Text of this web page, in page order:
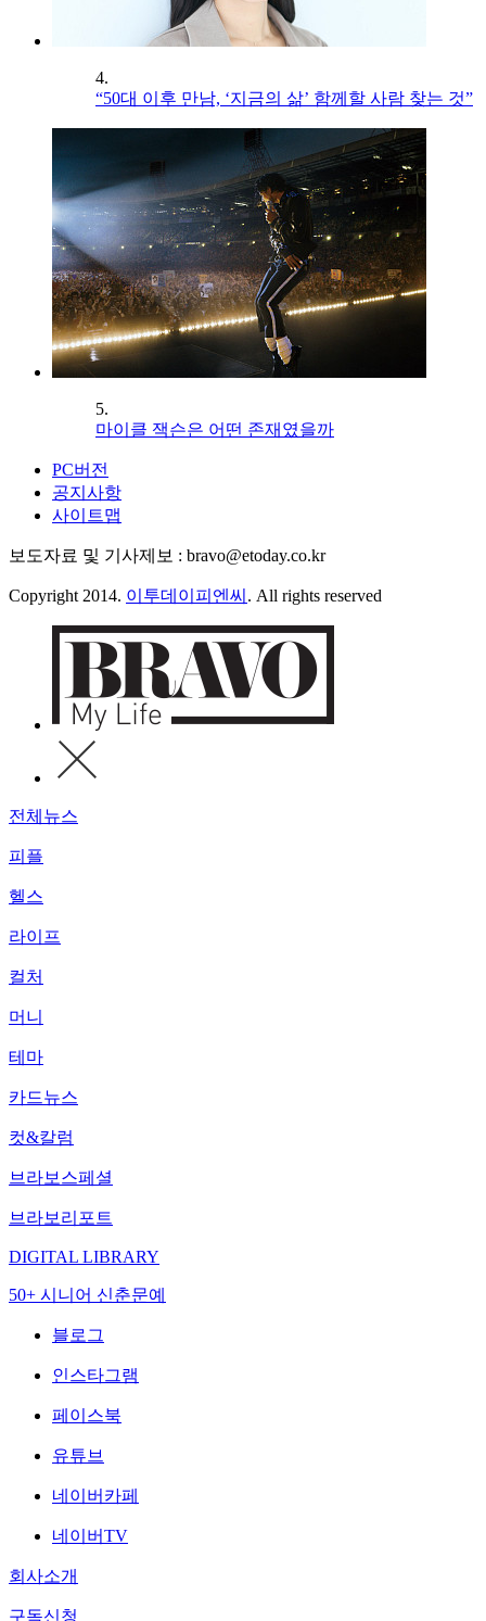
4.
“50대 이후 만남, ‘지금의 삶’ 함께할 사람 찾는 것”
5.
마이클 잭슨은 어떤 존재였을까
PC버전
공지사항
사이트맵
보도자료 및 기사제보 : bravo@etoday.co.kr
Copyright 2014. 이투데이피엔씨 . All rights reserved
전체뉴스
피플
헬스
라이프
컬처
머니
테마
카드뉴스
컷&칼럼
브라보스페셜
브라보리포트
DIGITAL LIBRARY
50+ 시니어 신춘문예
블로그
인스타그램
페이스북
유튜브
네이버카페
네이버TV
회사소개
구독신청